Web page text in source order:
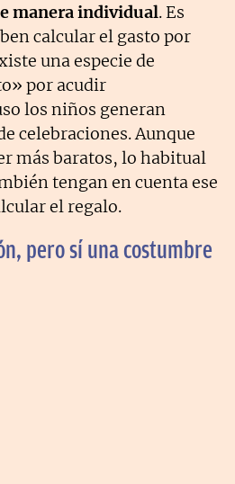
manera individual. Es
calcular el gasto por
una especie de
por acudir
los niños generan
celebraciones. Aunque
más baratos, lo habitual
tengan en cuenta ese
el regalo.
pero sí una costumbre